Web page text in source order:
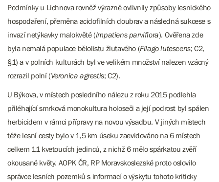
Podmínky u Lichnova rovněž výrazně ovlivnily způsoby lesnického
hospodaření, přeměna acidofilních doubrav a následná sukcese s
invazí netýkavky malokvěté (Impatiens parviflora). Ověřena zde
byla nemalá populace bělolistu žlutavého (Filago lutescens; C2,
§1) a v polních kulturách byl ve velikém množství nalezen vzácný
rozrazil polní (Veronica agrestis; C2).
U Býkova, v místech posledního nálezu z roku 2015 podlehla
přiléhající smrková monokultura holoseči a její podrost byl spálen
herbicidem v rámci přípravy na novou výsadbu. V jiných místech
téže lesní cesty bylo v 1,5 km úseku zaevidováno na 6 místech
celkem 11 kvetoucích jedinců, z nichž 6 mělo spárkatou zvěří
okousané květy. AOPK ČR, RP Moravskoslezské proto oslovilo
správce lesních pozemků s informací o výskytu tohoto kriticky